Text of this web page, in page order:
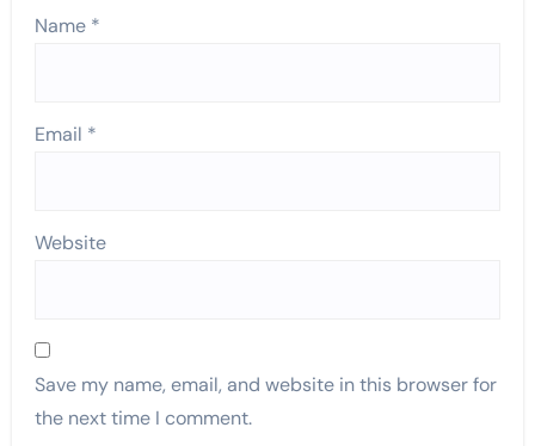
Name *
Email *
Website
Save my name, email, and website in this browser for
the next time I comment.